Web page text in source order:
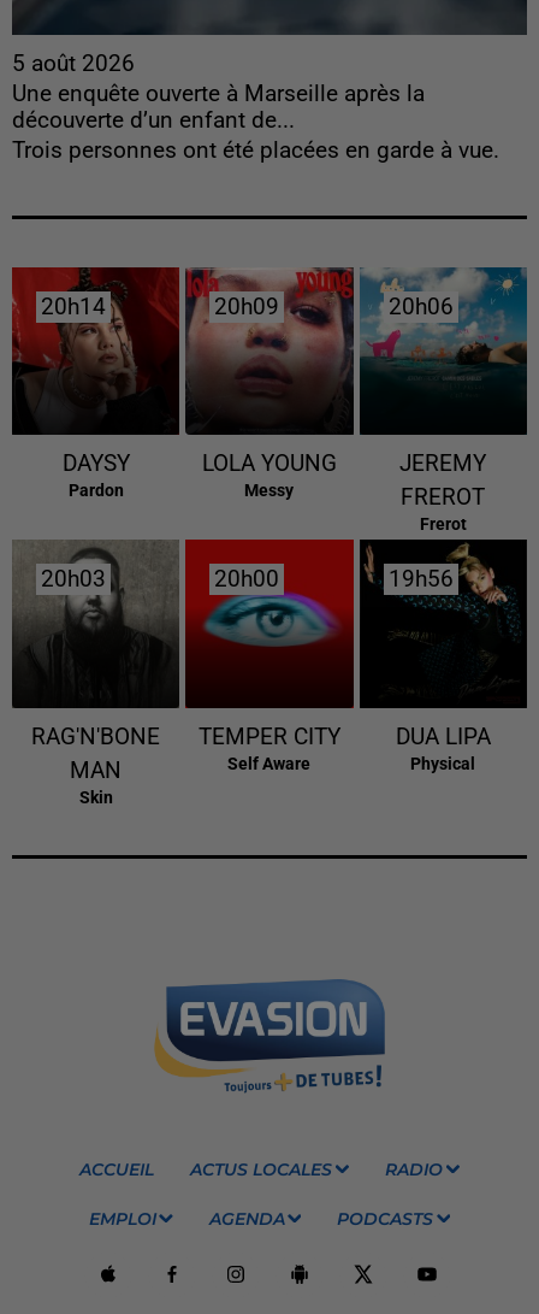
5 août 2026
Une enquête ouverte à Marseille après la
découverte d’un enfant de...
Trois personnes ont été placées en garde à vue.
20h14
20h14
DAYSY
Pardon
20h09
20h09
LOLA YOUNG
Messy
20h06
20h06
JEREMY
FREROT
Frerot
20h03
20h03
RAG'N'BONE
MAN
Skin
20h00
20h00
TEMPER CITY
Self Aware
19h56
19h56
DUA LIPA
Physical
ACCUEIL ACTUS LOCALES RADIO
EMPLOI AGENDA PODCASTS